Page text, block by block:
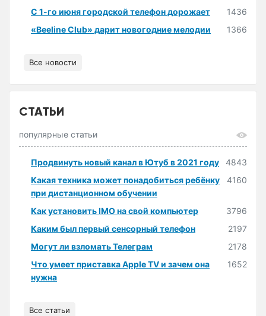
С 1-го июня городской телефон дорожает
1436
«Beeline Club» дарит новогодние мелодии
1366
Все новости
СТАТЬИ
популярные статьи
Продвинуть новый канал в Ютуб в 2021 году
4843
Какая техника может понадобиться ребёнку
при дистанционном обучении
4160
Как установить IMO на свой компьютер
3796
Каким был первый сенсорный телефон
2197
Могут ли взломать Телеграм
2178
Что умеет приставка Apple TV и зачем она
нужна
1652
Все статьи